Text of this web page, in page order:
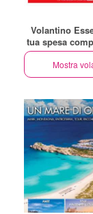
Volantino
tua spesa
Mostra